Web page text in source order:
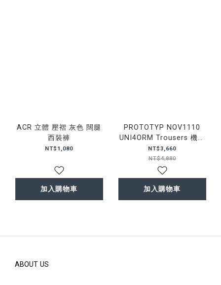
ACR 立體 壓褶 灰色 闊腿
西裝褲
NT$1,080
加入購物車
PROTOTYP NOV1110
UNI4ORM Trousers 機能
尼龍 長褲
NT$3,660
NT$4,880
加入購物車
ABOUT US